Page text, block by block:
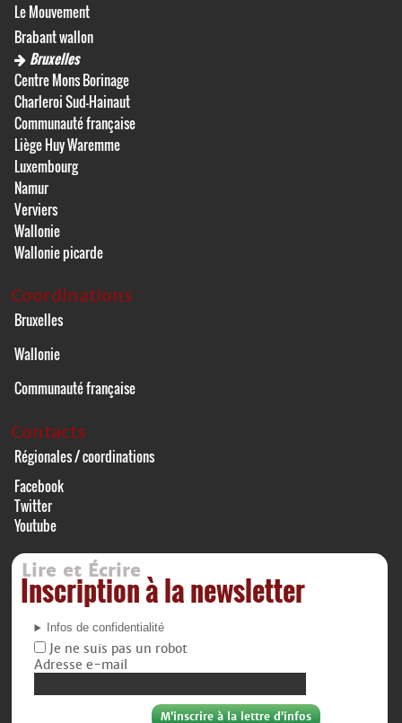
Le Mouvement
Brabant wallon
Bruxelles
Centre Mons Borinage
Charleroi Sud-Hainaut
Communauté française
Liège Huy Waremme
Luxembourg
Namur
Verviers
Wallonie
Wallonie picarde
Coordinations
Bruxelles
Wallonie
Communauté française
Contacts
Régionales / coordinations
Facebook
Twitter
Youtube
Lire et Écrire
Inscription à la newsletter
Infos de confidentialité
Je ne suis pas un robot
Adresse e-mail